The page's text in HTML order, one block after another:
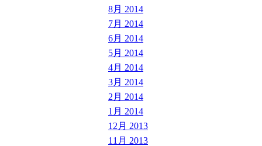
8月 2014
7月 2014
6月 2014
5月 2014
4月 2014
3月 2014
2月 2014
1月 2014
12月 2013
11月 2013